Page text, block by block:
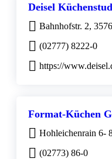
Deisel
Bahnhofstr. 2,
(02777) 8222-0
https://
Format-Küchen
Hohleichenrain 6-
(02773) 86-0